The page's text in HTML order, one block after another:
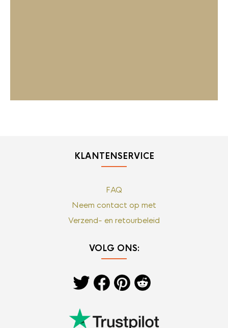
KLANTENSERVICE
FAQ
Neem contact op met
Verzend- en retourbeleid
VOLG ONS: